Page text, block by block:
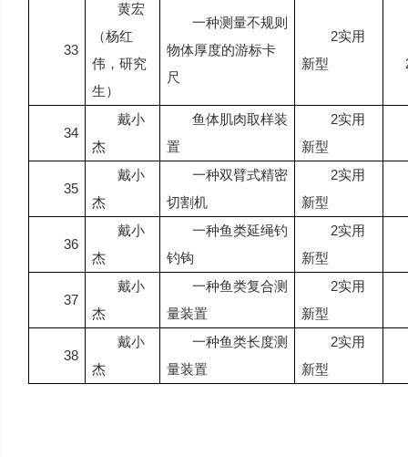
33
黄宏
（杨红
伟，研究
生）
一种测量不规则
物体厚度的游标卡
尺
2实用
新型
34
戴小
杰
鱼体肌肉取样装
置
2实用
新型
35
戴小
杰
一种双臂式精密
切割机
2实用
新型
36
戴小
杰
一种鱼类延绳钓
钓钩
2实用
新型
37
戴小
杰
一种鱼类复合测
量装置
2实用
新型
38
戴小
杰
一种鱼类长度测
量装置
2实用
新型